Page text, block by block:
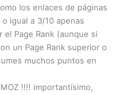
los enlaces de páginas
igual a 3/10 apenas
el Page Rank (aunque si
un Page Rank superior o
muchos puntos en
!!!! importantísimo,